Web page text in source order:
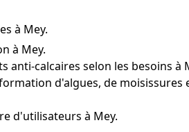
à Mey.
à Mey.
calcaires selon les besoins à
d'algues, de moisissures
d'utilisateurs à Mey.